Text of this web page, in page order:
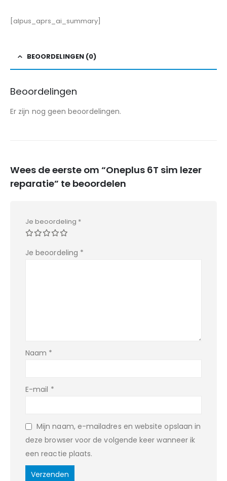
[alpus_aprs_ai_summary]
BEOORDELINGEN (0)
Beoordelingen
Er zijn nog geen beoordelingen.
Wees de eerste om “Oneplus 6T sim lezer
reparatie” te beoordelen
Je beoordeling *
Je beoordeling *
Naam *
E-mail *
Mijn naam, e-mailadres en website opslaan in
deze browser voor de volgende keer wanneer ik
een reactie plaats.